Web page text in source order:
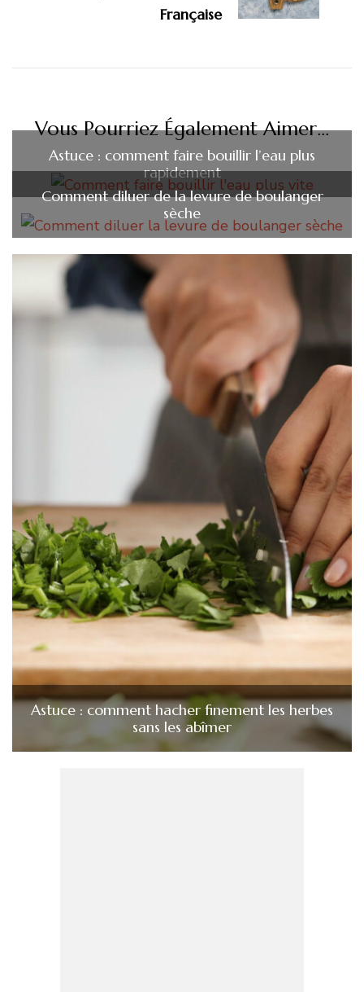
Française
Vous Pourriez Également Aimer...
Astuce : comment faire bouillir l’eau plus
rapidement
Comment diluer de la levure de boulanger
sèche
Astuce : comment hacher finement les herbes
sans les abîmer